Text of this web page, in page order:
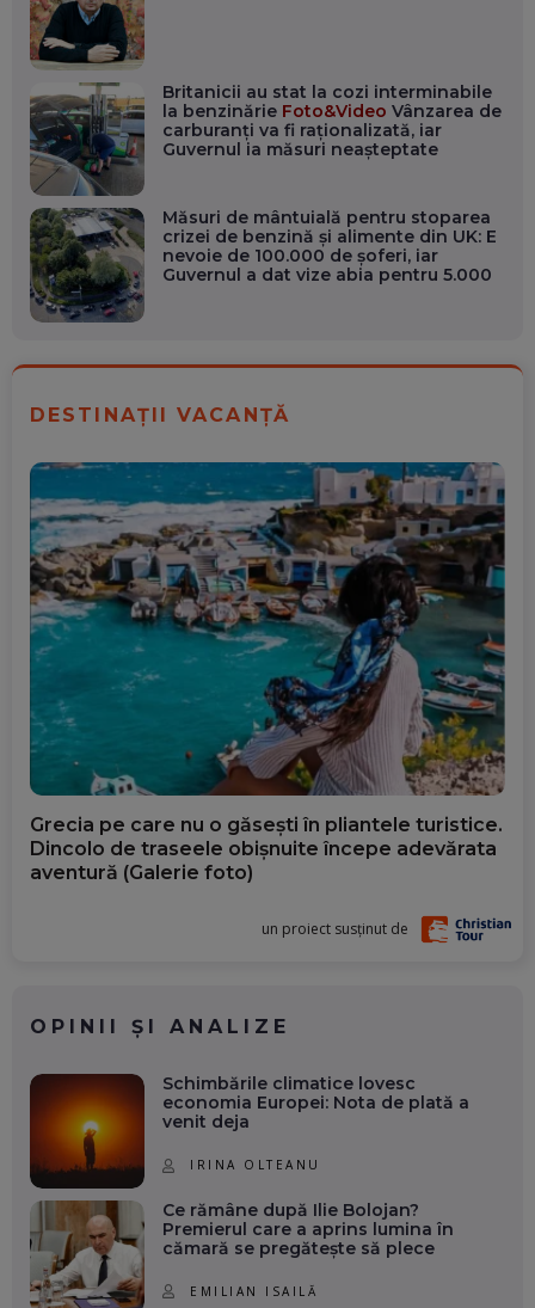
Britanicii au stat la cozi interminabile
la benzinărie Foto&Video Vânzarea de
carburanți va fi raționalizată, iar
Guvernul ia măsuri neașteptate
Măsuri de mântuială pentru stoparea
crizei de benzină şi alimente din UK: E
nevoie de 100.000 de șoferi, iar
Guvernul a dat vize abia pentru 5.000
DESTINAȚII VACANȚĂ
Grecia pe care nu o găsești în pliantele turistice.
Dincolo de traseele obișnuite începe adevărata
aventură (Galerie foto)
un proiect susținut de
OPINII ȘI ANALIZE
Schimbările climatice lovesc
economia Europei: Nota de plată a
venit deja
IRINA OLTEANU
Ce rămâne după Ilie Bolojan?
Premierul care a aprins lumina în
cămară se pregătește să plece
EMILIAN ISAILĂ